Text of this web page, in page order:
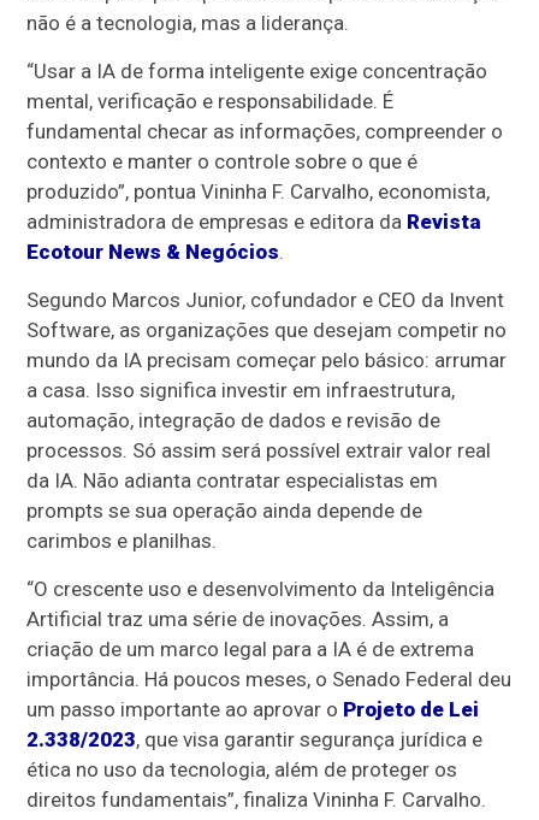
não é a tecnologia, mas a liderança.
“Usar a IA de forma inteligente exige concentração
mental, verificação e responsabilidade. É
fundamental checar as informações, compreender o
contexto e manter o controle sobre o que é
produzido”, pontua Vininha F. Carvalho, economista,
administradora de empresas e editora da Revista
Ecotour News & Negócios.
Segundo Marcos Junior, cofundador e CEO da Invent
Software, as organizações que desejam competir no
mundo da IA precisam começar pelo básico: arrumar
a casa. Isso significa investir em infraestrutura,
automação, integração de dados e revisão de
processos. Só assim será possível extrair valor real
da IA. Não adianta contratar especialistas em
prompts se sua operação ainda depende de
carimbos e planilhas.
“O crescente uso e desenvolvimento da Inteligência
Artificial traz uma série de inovações. Assim, a
criação de um marco legal para a IA é de extrema
importância. Há poucos meses, o Senado Federal deu
um passo importante ao aprovar o Projeto de Lei
2.338/2023, que visa garantir segurança jurídica e
ética no uso da tecnologia, além de proteger os
direitos fundamentais”, finaliza Vininha F. Carvalho.